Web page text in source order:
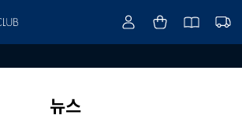
뉴스